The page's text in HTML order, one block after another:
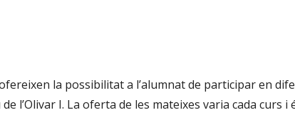
l’Olivar I. La oferta de les mateixes varia cada